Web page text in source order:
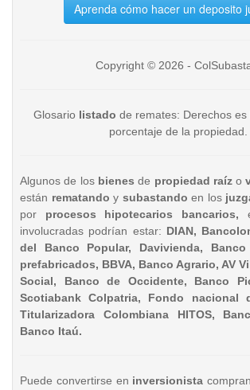
Aprenda cómo hacer un deposito
Copyright © 2026 -
Glosario listado de remates: Derechos es
porcentaje de la propiedad.
Algunos de los bienesde propiedad raízo
están rematando y subastando en los
por procesos hipotecarios bancarios,
involucradas podrían estar: DIAN,
del Banco Popular, Davivienda,
prefabricados, BBVA, Banco Agrario, AV
Social, Banco de Occidente, Banco
Scotiabank Colpatria, Fondo nacional
Titularizadora Colombiana HITOS,
Banco Itaú.
Puede convertirse en inversionista